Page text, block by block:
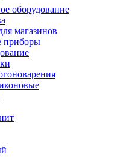
оборудование
магазинов
приборы